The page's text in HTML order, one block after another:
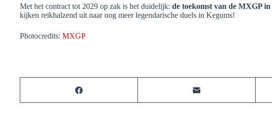
Met het contract tot 2029 op zak is het duidelijk: de toekomst van de MXGP
kijken reikhalzend uit naar nog meer legendarische duels in Kegums!
Photocredits: MXGP